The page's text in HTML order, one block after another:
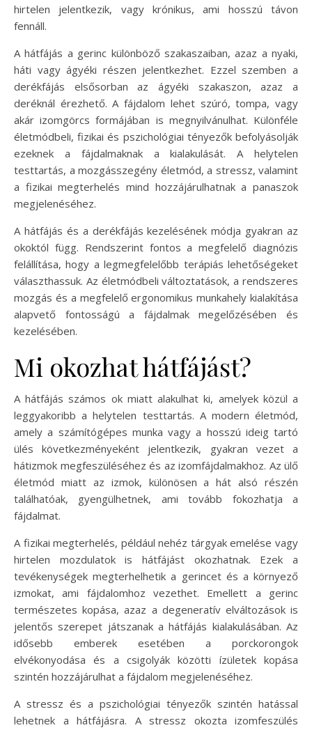
hirtelen jelentkezik, vagy krónikus, ami hosszú távon
fennáll.
A hátfájás a gerinc különböző szakaszaiban, azaz a nyaki,
háti vagy ágyéki részen jelentkezhet. Ezzel szemben a
derékfájás elsősorban az ágyéki szakaszon, azaz a
deréknál érezhető. A fájdalom lehet szúró, tompa, vagy
akár izomgörcs formájában is megnyilvánulhat. Különféle
életmódbeli, fizikai és pszichológiai tényezők befolyásolják
ezeknek a fájdalmaknak a kialakulását. A helytelen
testtartás, a mozgásszegény életmód, a stressz, valamint
a fizikai megterhelés mind hozzájárulhatnak a panaszok
megjelenéséhez.
A hátfájás és a derékfájás kezelésének módja gyakran az
okoktól függ. Rendszerint fontos a megfelelő diagnózis
felállítása, hogy a legmegfelelőbb terápiás lehetőségeket
választhassuk. Az életmódbeli változtatások, a rendszeres
mozgás és a megfelelő ergonomikus munkahely kialakítása
alapvető fontosságú a fájdalmak megelőzésében és
kezelésében.
Mi okozhat hátfájást?
A hátfájás számos ok miatt alakulhat ki, amelyek közül a
leggyakoribb a helytelen testtartás. A modern életmód,
amely a számítógépes munka vagy a hosszú ideig tartó
ülés következményeként jelentkezik, gyakran vezet a
hátizmok megfeszüléséhez és az izomfájdalmakhoz. Az ülő
életmód miatt az izmok, különösen a hát alsó részén
találhatóak, gyengülhetnek, ami tovább fokozhatja a
fájdalmat.
A fizikai megterhelés, például nehéz tárgyak emelése vagy
hirtelen mozdulatok is hátfájást okozhatnak. Ezek a
tevékenységek megterhelhetik a gerincet és a környező
izmokat, ami fájdalomhoz vezethet. Emellett a gerinc
természetes kopása, azaz a degeneratív elváltozások is
jelentős szerepet játszanak a hátfájás kialakulásában. Az
idősebb emberek esetében a porckorongok
elvékonyodása és a csigolyák közötti ízületek kopása
szintén hozzájárulhat a fájdalom megjelenéséhez.
A stressz és a pszichológiai tényezők szintén hatással
lehetnek a hátfájásra. A stressz okozta izomfeszülés